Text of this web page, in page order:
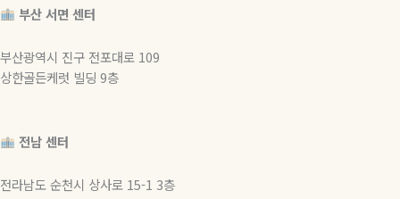
부산 서면 센터
부산광역시 진구 전포대로 109
상한골든케럿 빌딩 9층
전남 센터
전라남도 순천시 상사로 15-1 3층